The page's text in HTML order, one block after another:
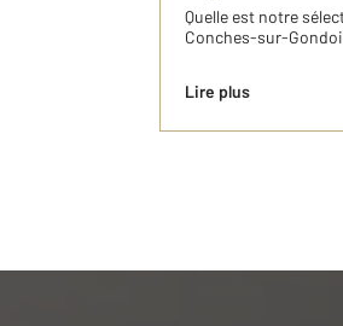
Quelle est notre
Conches-sur-
Lire plus